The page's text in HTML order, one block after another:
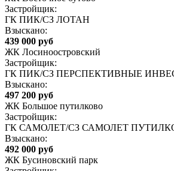
Застройщик:
ГК ПИК/СЗ ЛОТАН
Взыскано:
439 000 руб
ЖК Лосиноостровский
Застройщик:
ГК ПИК/СЗ ПЕРСПЕКТИВНЫЕ
Взыскано:
497 200 руб
ЖК Большое путилково
Застройщик:
ГК САМОЛЕТ/СЗ САМОЛЕТ
Взыскано:
492 000 руб
ЖК Бусиновский парк